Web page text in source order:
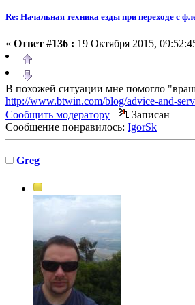
Re: Начальная техника езды при переходе с
« Ответ #136 : 19 Октября 2015,
В похожей ситуации мне помогло
http://www.btwin.com/blog/advice-and-
Сообщить модератору
Записан
Сообщение понравилось: IgorSk
Greg